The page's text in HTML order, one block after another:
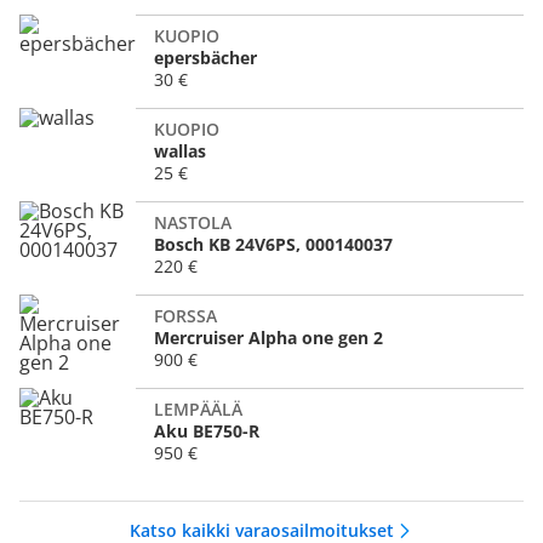
KUOPIO
epersbächer
30 €
KUOPIO
wallas
25 €
NASTOLA
Bosch KB 24V6PS, 000140037
220 €
FORSSA
Mercruiser Alpha one gen 2
900 €
LEMPÄÄLÄ
Aku BE750-R
950 €
Katso kaikki varaosailmoitukset